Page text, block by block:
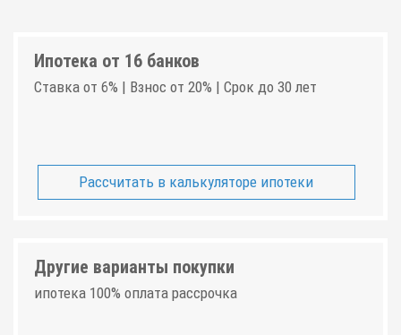
Ипотека от 16 банков
Ставка от 6% | Взнос от 20% | Срок до 30 лет
Рассчитать в калькуляторе ипотеки
Другие варианты покупки
ипотека 100% оплата рассрочка